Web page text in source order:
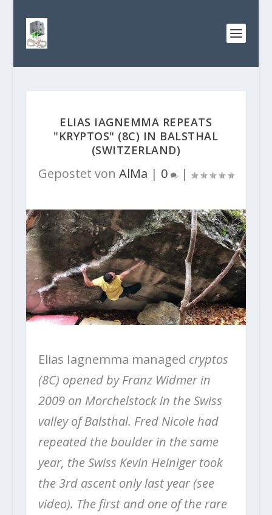
ELIAS IAGNEMMA REPEATS
"KRYPTOS" (8C) IN BALSTHAL
(SWITZERLAND)
Gepostet von AlMa | 0 |
Elias Iagnemma managed cryptos
(8C) opened by Franz Widmer in
2009 on Morchelstock in the Swiss
valley of Balsthal. Fred Nicole had
repeated the boulder in the same
year, the Swiss Kevin Heiniger took
the 3rd ascent only last year (see
video). The first and one of the rare